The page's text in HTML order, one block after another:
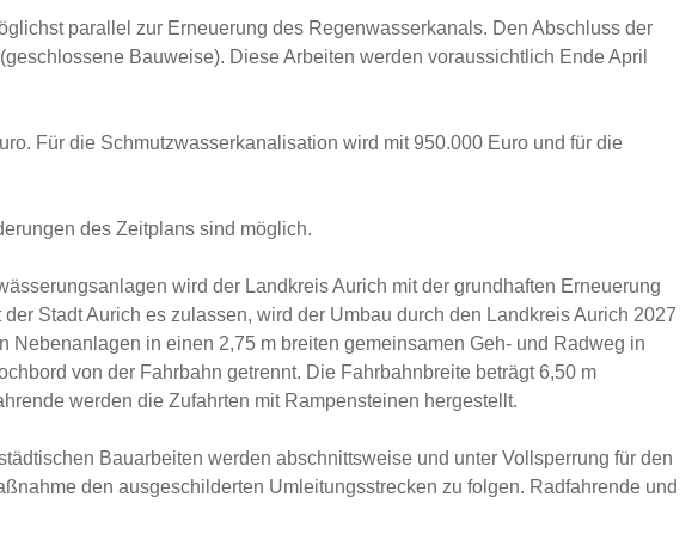
parallel zur Erneuerung des Regenwasserkanals. Den Abschluss der
Bauweise). Diese Arbeiten werden voraussichtlich Ende April
Für die Schmutzwasserkanalisation wird mit 950.000 Euro und für die
des Zeitplans sind möglich.
wird der Landkreis Aurich mit der grundhaften Erneuerung
Stadt Aurich es zulassen, wird der Umbau durch den Landkreis Aurich 2027
in einen 2,75 m breiten gemeinsamen Geh- und Radweg in
von der Fahrbahn getrennt. Die Fahrbahnbreite beträgt 6,50 m
werden die Zufahrten mit Rampensteinen hergestellt.
Bauarbeiten werden abschnittsweise und unter Vollsperrung für den
den ausgeschilderten Umleitungsstrecken zu folgen. Radfahrende und